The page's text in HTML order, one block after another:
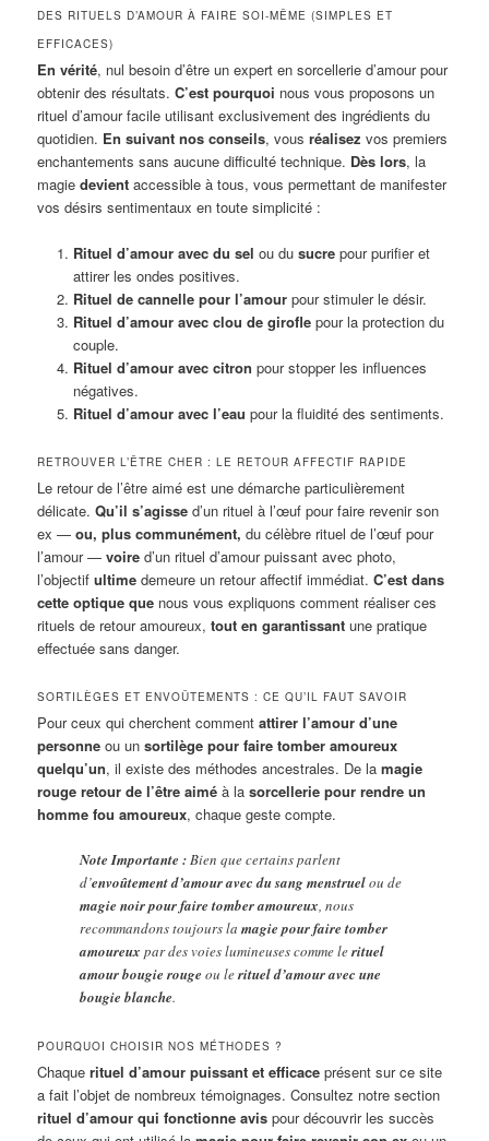
DES RITUELS D’AMOUR À FAIRE SOI-MÊME (SIMPLES ET
EFFICACES)
En vérité, nul besoin d’être un expert en sorcellerie d’amour pour
obtenir des résultats.C’est pourquoi nous vous proposons un
rituel d’amour facile utilisant exclusivement des ingrédients du
quotidien. En suivant nos conseils, vousréalisez vos premiers
enchantements sans aucune difficulté technique. Dès lors, la
magiedevient accessible à tous, vous permettant de manifester
vos désirs sentimentaux en toute simplicité :
Rituel d’amour avec du sel ou du sucrepour purifier et
attirer les ondes positives.
Rituel de cannelle pour l’amourpour stimuler le désir.
Rituel d’amour avec clou de giroflepour la protection du
couple.
Rituel d’amour avec citron pour stopper les influences
négatives.
Rituel d’amour avec l’eau pour la fluidité des sentiments.
RETROUVER L’ÊTRE CHER : LE RETOUR AFFECTIF RAPIDE
Le retour de l’être aimé est une démarche particulièrement
délicate.Qu’il s’agisse d’un rituel à l’œuf pour faire revenir son
ex —ou, plus communément, du célèbre rituel de l’œuf pour
l’amour —voire d’un rituel d’amour puissant avec photo,
l’objectifultime demeure un retour affectif immédiat.C’est dans
cette optique que nous vous expliquons comment réaliser ces
rituels de retour amoureux,tout en garantissant une pratique
effectuée sans danger.
SORTILÈGES ET ENVOÛTEMENTS : CE QU’IL FAUT SAVOIR
Pour ceux qui cherchent commentattirer l’amour d’une
personne ou unsortilège pour faire tomber amoureux
quelqu’un, il existe des méthodes ancestrales. De lamagie
rouge retour de l’être aimé à lasorcellerie pour rendre un
homme fou amoureux, chaque geste compte.
Note Importante :Bien que certains parlent
d’envoûtement d’amour avec du sang menstruelou de
magie noir pour faire tomber amoureux, nous
recommandons toujours lamagie pour faire tomber
amoureux par des voies lumineuses comme lerituel
amour bougie rouge ou lerituel d’amour avec une
bougie blanche.
POURQUOI CHOISIR NOS MÉTHODES ?
Chaquerituel d’amour puissant et efficace présent sur ce site
a fait l’objet de nombreux témoignages. Consultez notre section
rituel d’amour qui fonctionne avis pour découvrir les succès